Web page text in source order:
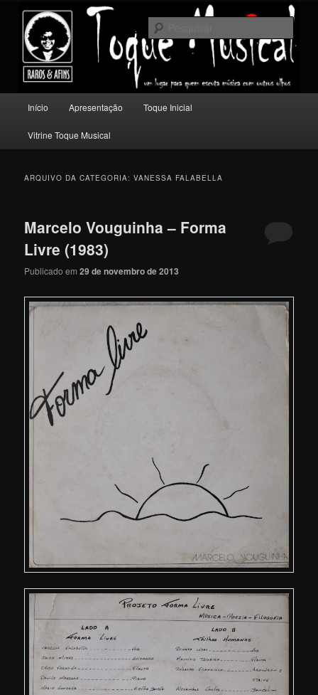
conteúdo
principal
conteúdo
secundário
Toque Musical
Um lugar para quem escuta música com outros olhos.
principal
Início Apresentação Toque Inicial
Vitrine Toque Musical
ARQUIVO DA CATEGORIA:VANESSA FALABELLA
Marcelo Vouguinha – Forma
Livre (1983)
Publicado em29 de novembro de 2013